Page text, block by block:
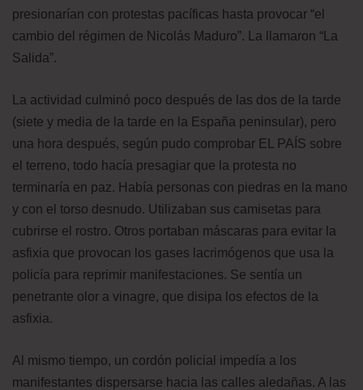
presionarían con protestas pacíficas hasta provocar “el
cambio del régimen de Nicolás Maduro”. La llamaron “La
Salida”.
La actividad culminó poco después de las dos de la tarde
(siete y media de la tarde en la España peninsular), pero
una hora después, según pudo comprobar EL PAÍS sobre
el terreno, todo hacía presagiar que la protesta no
terminaría en paz. Había personas con piedras en la mano
y con el torso desnudo. Utilizaban sus camisetas para
cubrirse el rostro. Otros portaban máscaras para evitar la
asfixia que provocan los gases lacrimógenos que usa la
policía para reprimir manifestaciones. Se sentía un
penetrante olor a vinagre, que disipa los efectos de la
asfixia.
Al mismo tiempo, un cordón policial impedía a los
manifestantes dispersarse hacia las calles aledañas. A las